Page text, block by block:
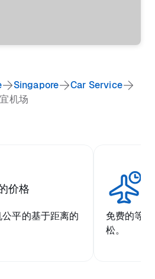
Singapore
Car Service
机场
价格
平的基于距离的
免费的等
松。